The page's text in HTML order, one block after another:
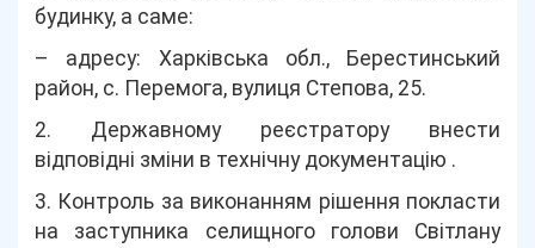
будинку, а саме:
– адресу: Харківська обл., Берестинський
район, с. Перемога, вулиця Степова, 25.
2. Державному реєстратору внести
відповідні зміни в технічну документацію .
3. Контроль за виконанням рішення покласти
на заступника селищного голови Світлану